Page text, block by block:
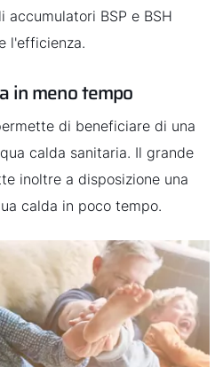
BSP e BSH
l'efficienza.
in meno tempo
di beneficiare di una
calda sanitaria. Il grande
inoltre a disposizione una
calda in poco tempo.